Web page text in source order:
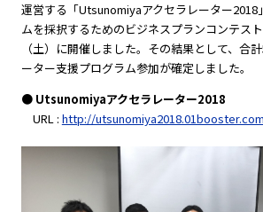
運営する「Utsunomiyaアクセラレーター2018
ムを採択するためのビジネスプランコンテス
（土）に開催しました。その結果として、合
ーター支援プログラム参加が確定しました。
● Utsunomiyaアクセラレーター2018
URL : http://